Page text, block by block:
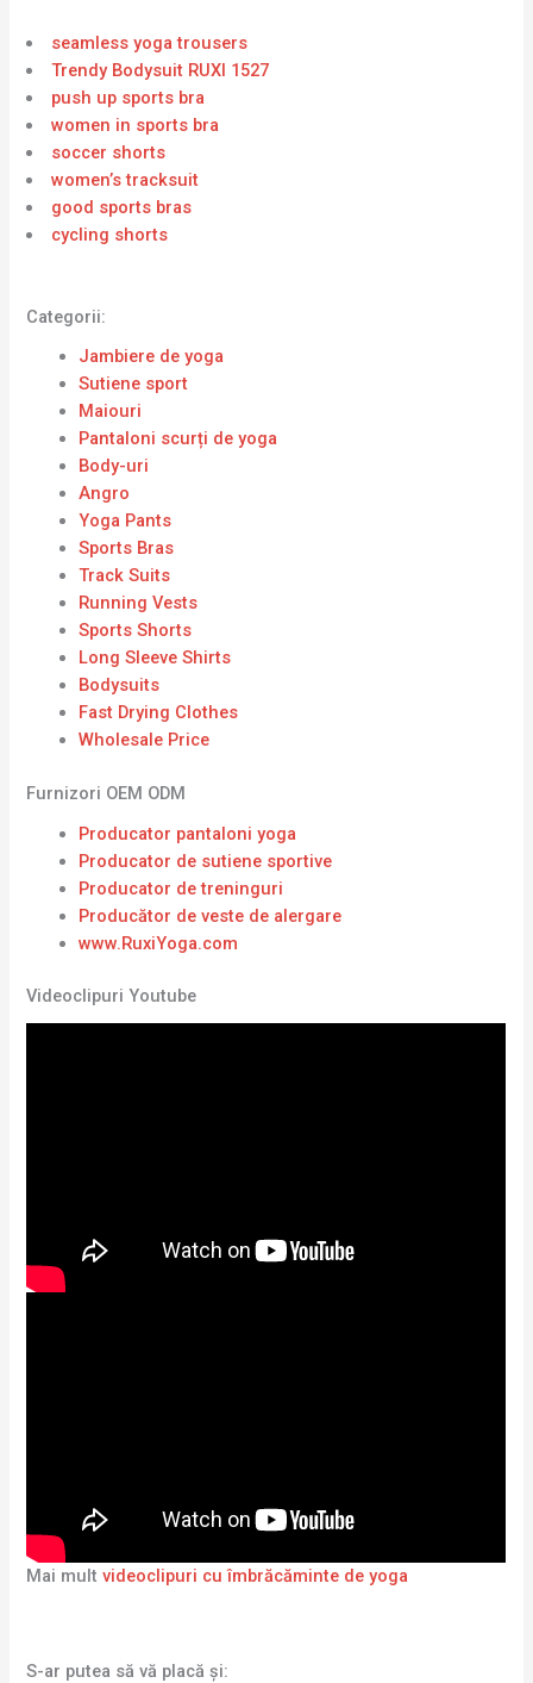
seamless yoga trousers
Trendy Bodysuit RUXI 1527
push up sports bra
women in sports bra
soccer shorts
women’s tracksuit
good sports bras
cycling shorts
Categorii:
Jambiere de yoga
Sutiene sport
Maiouri
Pantaloni scurți de yoga
Body-uri
Angro
Yoga Pants
Sports Bras
Track Suits
Running Vests
Sports Shorts
Long Sleeve Shirts
Bodysuits
Fast Drying Clothes
Wholesale Price
Furnizori OEM ODM
Producator pantaloni yoga
Producator de sutiene sportive
Producator de treninguri
Producător de veste de alergare
www.RuxiYoga.com
Videoclipuri Youtube
Mai multvideoclipuri cu îmbrăcăminte de yoga
S-ar putea să vă placă și: